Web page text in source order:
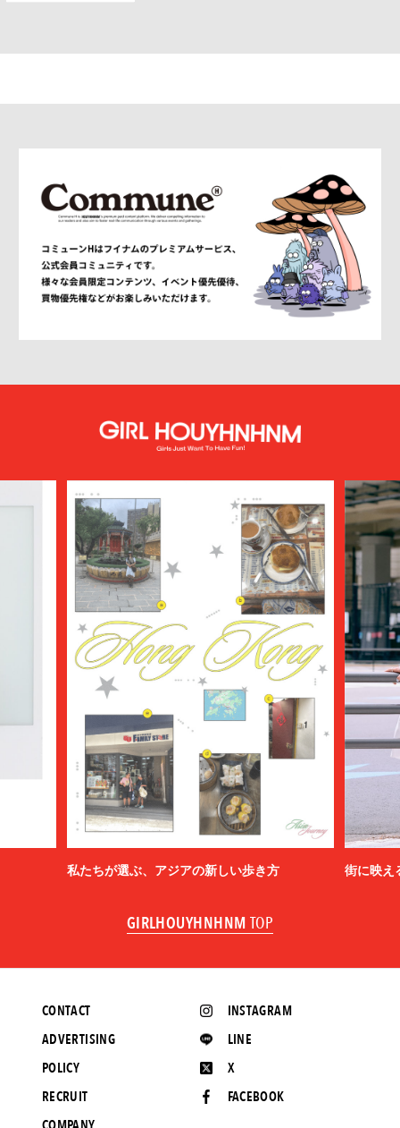
私たちが選ぶ、アジアの新しい歩き方 街に映え
GIRLHOUYHNHNM TOP
INSTAGRAM
LINE
X
FACEBOOK
CONTACT
ADVERTISING
POLICY
RECRUIT